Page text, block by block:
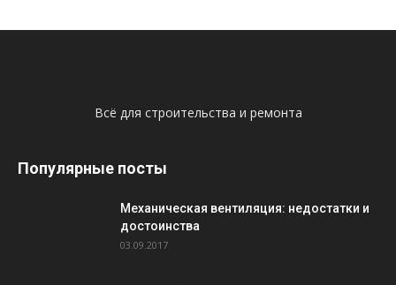
Всё для строительства и ремонта
Популярные посты
Механическая вентиляция: недостатки и
достоинства
03.09.2017